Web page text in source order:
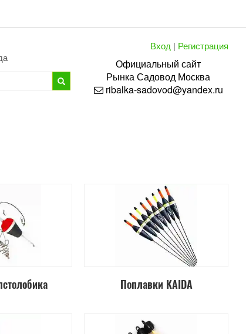
Вход | Регистрация
Официальный сайт
РынкаСадовод Москва
ribalka-sadovod@yandex.ru
Поплавки KAIDA